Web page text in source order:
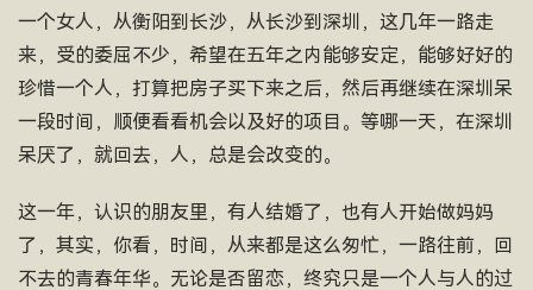
一个女人，从衡阳到长沙，从长沙到深圳，这几年一路走
来，受的委屈不少，希望在五年之内能够安定，能够好好的
珍惜一个人，打算把房子买下来之后，然后再继续在深圳呆
一段时间，顺便看看机会以及好的项目。等哪一天，在深圳
呆厌了，就回去，人，总是会改变的。
这一年，认识的朋友里，有人结婚了，也有人开始做妈妈
了，其实，你看，时间，从来都是这么匆忙，一路往前，回
不去的青春年华。无论是否留恋，终究只是一个人与人的过